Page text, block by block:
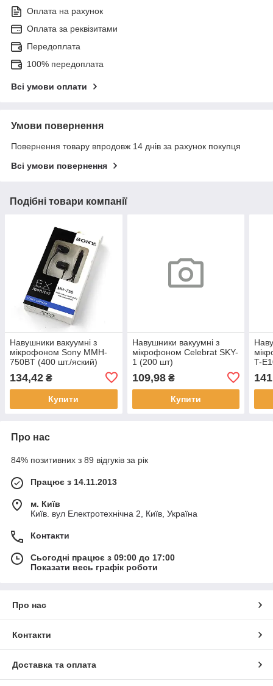
Оплата на рахунок
Оплата за реквізитами
Передоплата
100% передоплата
Всі умови оплати
Умови повернення
Повернення товару впродовж 14 днів за рахунок покупця
Всі умови повернення
Подібні товари компанії
Навушники вакуумні з
мікрофоном Sony MMH-
750BT (400 шт./яский)
134,42 ₴
Купити
Навушники вакуумні з
мікрофоном Celebrat SKY-
1 (200 шт)
109,98₴
Купити
T-
141
Про нас
84% позитивних з 89 відгуків за рік
Працює з 14.11.2013
м. Київ
Київ. вул Електротехнічна 2, Київ, Україна
Контакти
Сьогодні працює з 09:00 до 17:00
Показати весь графік роботи
Про нас
Контакти
Доставка та оплата